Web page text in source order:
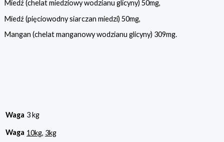
Miedź (chelat miedziowy wodzianu glicyny) 50mg,
Miedź (pięciowodny siarczan miedzi) 50mg,
Mangan (chelat manganowy wodzianu glicyny) 309mg.
Waga 3 kg
Waga 10kg, 3kg